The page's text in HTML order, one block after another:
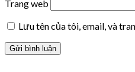
Trang web
Lưu tên của tôi, email, và